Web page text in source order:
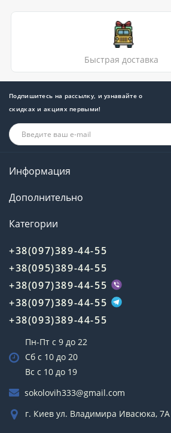
Быстрая доставка
Подпишитесь на рассылку, и узнавайте о
скидках и акциях первыми!
Информация
Дополнительно
Категории
+38(097)389-44-55
+38(095)389-44-55
+38(097)389-44-55
+38(097)389-44-55
+38(093)389-44-55
Пн-Пт с 9 до 22
Сб с 10 до 20
Вс с 10 до 19
sokolovih333@gmail.com
г. Киев ул. Владимира Ивасюка, 7А